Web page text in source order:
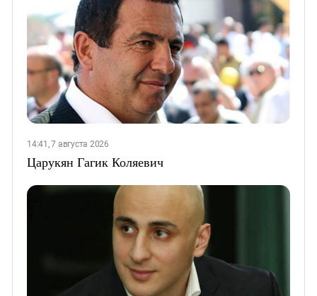
14:41, 7 августа 2026
Царукян Гагик Коляевич